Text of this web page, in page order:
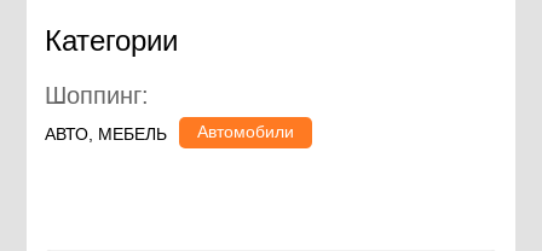
Категории
Шоппинг:
АВТО, МЕБЕЛЬ Автомобили